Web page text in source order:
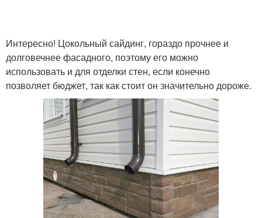
Интересно! Цокольный сайдинг, гораздо прочнее и
долговечнее фасадного, поэтому его можно
использовать и для отделки стен, если конечно
позволяет бюджет, так как стоит он значительно дороже.